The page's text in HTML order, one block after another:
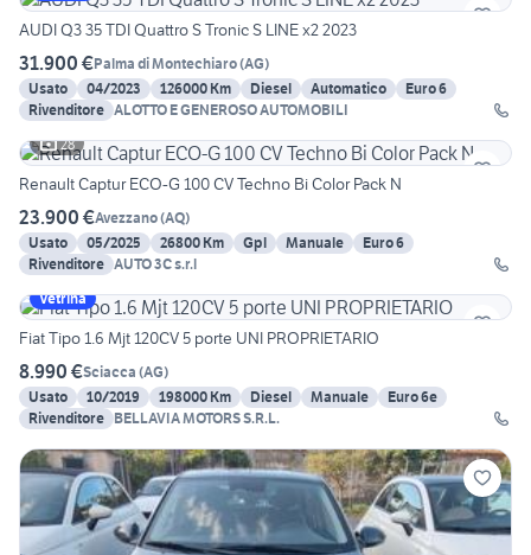
AUDI Q3 35 TDI Quattro S Tronic S LINE x2 2023
31.900 €Palma di Montechiaro(AG)
Usato
04/2023 126000 Km Diesel Automatico
Euro 6
Rivenditore ALOTTO E GENEROSO AUTOMOBILI
28
Renault Captur ECO-G 100 CV Techno Bi Color Pack N
23.900 €Avezzano(AQ)
Usato
05/2025 26800 Km Gpl Manuale
Euro 6
Rivenditore AUTO 3C s.r.l
Vetrina
Fiat Tipo 1.6 Mjt 120CV 5 porte UNI PROPRIETARIO
8.990 €Sciacca (AG)
Usato
10/2019 198000 Km Diesel Manuale
Euro 6e
Rivenditore BELLAVIA MOTORS S.R.L.